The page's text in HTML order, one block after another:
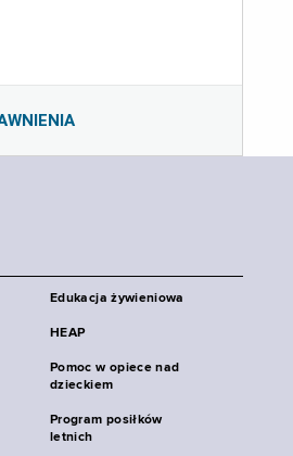
Edukacja żywieniowa
HEAP
Pomoc w opiece nad
dzieckiem
Program posiłków
letnich